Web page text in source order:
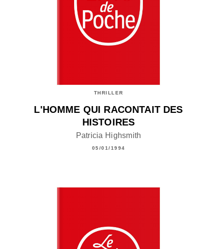
THRILLER
L'HOMME QUI RACONTAIT DES
HISTOIRES
Patricia Highsmith
05/01/1994